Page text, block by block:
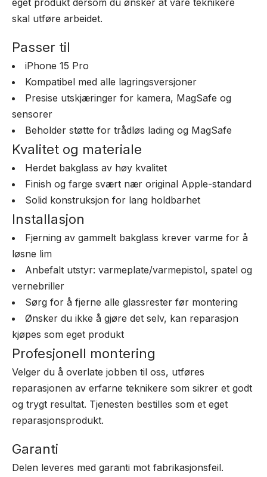
eget produkt dersom du ønsker at våre teknikere
skal utføre arbeidet.
Passer til
iPhone 15 Pro
Kompatibel med alle lagringsversjoner
Presise utskjæringer for kamera, MagSafe og
sensorer
Beholder støtte for trådløs lading og MagSafe
Kvalitet og materiale
Herdet bakglass av høy kvalitet
Finish og farge svært nær original Apple-standard
Solid konstruksjon for lang holdbarhet
Installasjon
Fjerning av gammelt bakglass krever varme for å
løsne lim
Anbefalt utstyr: varmeplate/varmepistol, spatel og
vernebriller
Sørg for å fjerne alle glassrester før montering
Ønsker du ikke å gjøre det selv, kan reparasjon
kjøpes som eget produkt
Profesjonell montering
Velger du å overlate jobben til oss, utføres
reparasjonen av erfarne teknikere som sikrer et godt
og trygt resultat. Tjenesten bestilles som et eget
reparasjonsprodukt.
Garanti
Delen leveres med garanti mot fabrikasjonsfeil.